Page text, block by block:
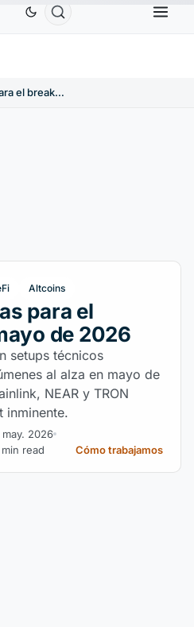
TetherUSDT ↑0.00%
5 altcoins listas para el breakout en mayo de 2026
Altcoins
para el
de 2026
setups técnicos
al alza en mayo de
NEAR y TRON
inminente.
may. 2026
read Cómo trabajamos